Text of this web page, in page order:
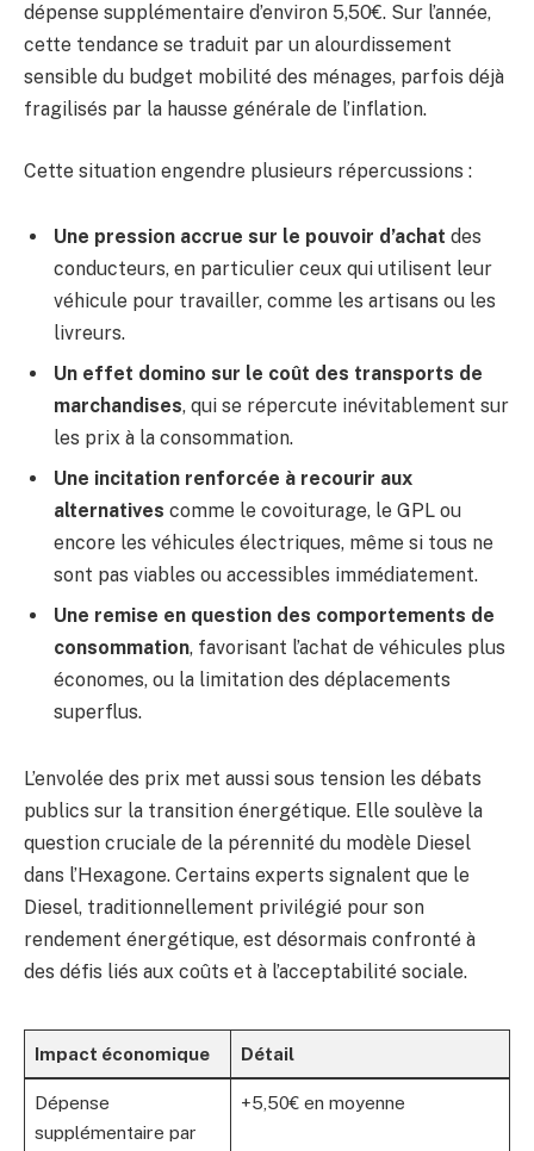
dépense supplémentaire d’environ 5,50€. Sur l’année,
cette tendance se traduit par un alourdissement
sensible du budget mobilité des ménages, parfois déjà
fragilisés par la hausse générale de l’inflation.
Cette situation engendre plusieurs répercussions :
Une pression accrue sur le pouvoir d’achat des
conducteurs, en particulier ceux qui utilisent leur
véhicule pour travailler, comme les artisans ou les
livreurs.
Un effet domino sur le coût des transports de
marchandises, qui se répercute inévitablement sur
les prix à la consommation.
Une incitation renforcée à recourir aux
alternatives comme le covoiturage, le GPL ou
encore les véhicules électriques, même si tous ne
sont pas viables ou accessibles immédiatement.
Une remise en question des comportements de
consommation, favorisant l’achat de véhicules plus
économes, ou la limitation des déplacements
superflus.
L’envolée des prix met aussi sous tension les débats
publics sur la transition énergétique. Elle soulève la
question cruciale de la pérennité du modèle Diesel
dans l’Hexagone. Certains experts signalent que le
Diesel, traditionnellement privilégié pour son
rendement énergétique, est désormais confronté à
des défis liés aux coûts et à l’acceptabilité sociale.
Impact économique Détail
Dépense
supplémentaire par
+5,50€ en moyenne